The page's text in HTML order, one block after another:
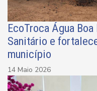
EcoTroca Água
Sanitário e
município
14 Maio 2026